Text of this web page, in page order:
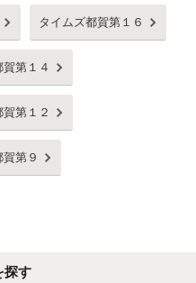
タイムズ都賀第１６
第１４
第１２
第９
探す